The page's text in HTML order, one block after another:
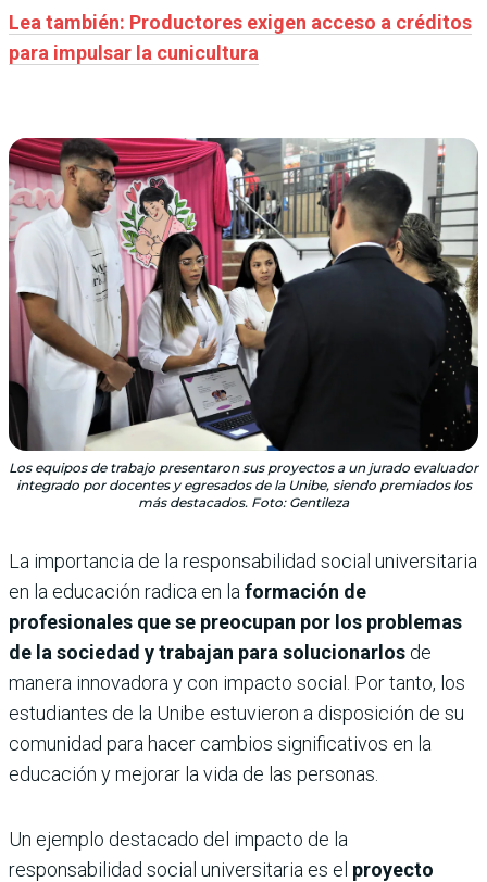
Lea también: Productores exigen acceso a créditos
para impulsar la cunicultura
Los equipos de trabajo presentaron sus proyectos a un jurado evaluador
integrado por docentes y egresados de la Unibe, siendo premiados los
más destacados. Foto: Gentileza
La importancia de la responsabilidad social universitaria
en la educación radica en la formación de
profesionales que se preocupan por los problemas
de la sociedad y trabajan para solucionarlos de
manera innovadora y con impacto social. Por tanto, los
estudiantes de la Unibe estuvieron a disposición de su
comunidad para hacer cambios significativos en la
educación y mejorar la vida de las personas.
Un ejemplo destacado del impacto de la
responsabilidad social universitaria es el proyecto